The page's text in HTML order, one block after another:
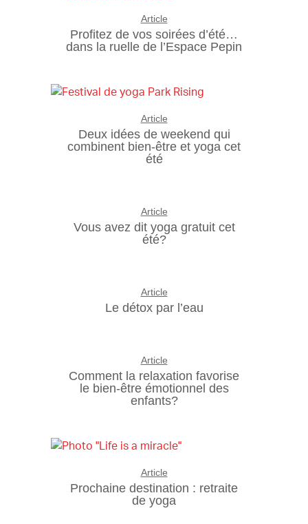
Article
Profitez de vos soirées d’été…
dans la ruelle de l’Espace Pepin
Article
Deux idées de weekend qui
combinent bien-être et yoga cet
été
Article
Vous avez dit yoga gratuit cet
été?
Article
Le détox par l’eau
Article
Comment la relaxation favorise
le bien-être émotionnel des
enfants?
Article
Prochaine destination : retraite
de yoga